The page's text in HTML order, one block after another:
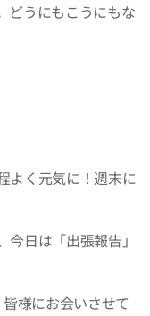
どうにもこうにもな
よく元気に！週末に
日は「出張報告」
様にお会いさせて